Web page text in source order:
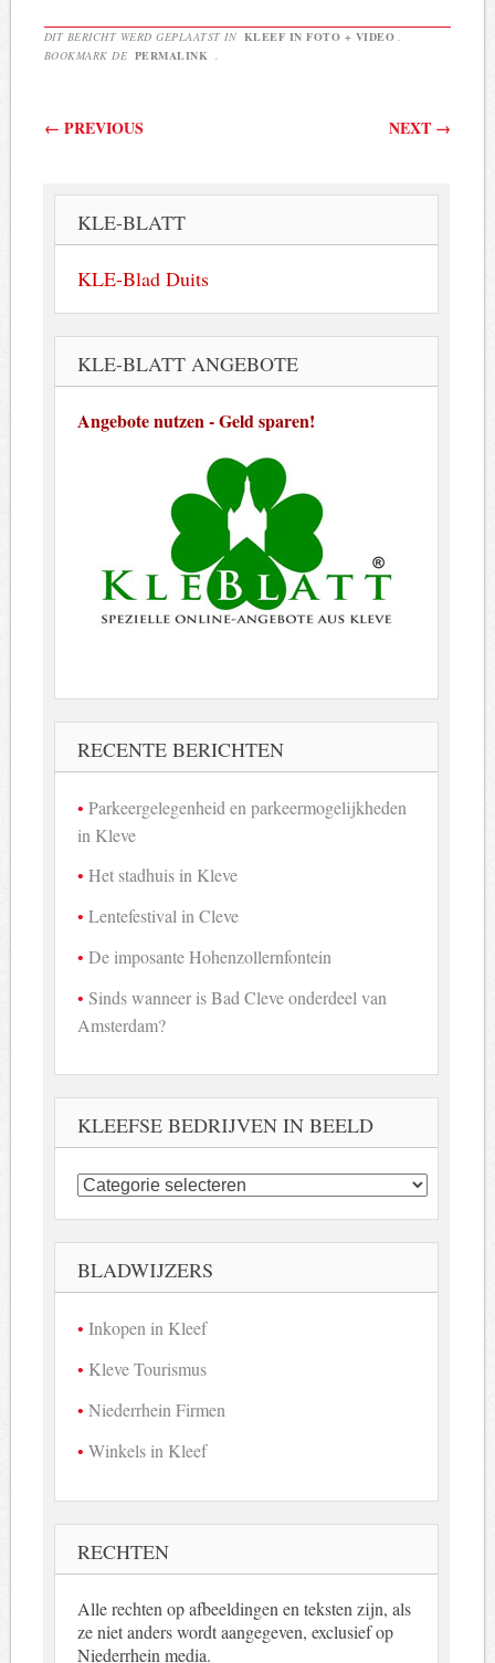
DIT BERICHT WERD GEPLAATST IN KLEEF IN FOTO + VIDEO .
BOOKMARK DE PERMALINK .
Berichtnavigatie
← PREVIOUS NEXT →
KLE-BLATT
KLE-Blad Duits
KLE-BLATT ANGEBOTE
Angebote nutzen - Geld sparen!
RECENTE BERICHTEN
Parkeergelegenheid en parkeermogelijkheden
in Kleve
Het stadhuis in Kleve
Lentefestival in Cleve
De imposante Hohenzollernfontein
Sinds wanneer is Bad Cleve onderdeel van
Amsterdam?
KLEEFSE BEDRIJVEN IN BEELD
Kleefse
bedrijven
beeld
BLADWIJZERS
Inkopen in Kleef
Kleve Tourismus
Niederrhein Firmen
Winkels in Kleef
RECHTEN
Alle rechten op afbeeldingen en teksten zijn, als
ze niet anders wordt aangegeven, exclusief op
Niederrhein media.